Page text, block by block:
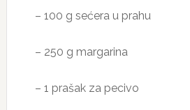
– 100 g sećera u prahu
– 250 g margarina
– 1 prašak za pecivo